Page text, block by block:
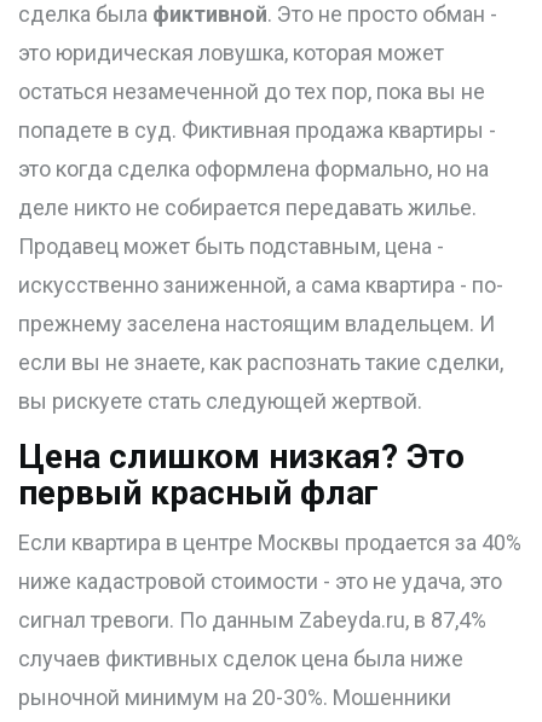
сделка была фиктивной. Это не просто обман -
это юридическая ловушка, которая может
остаться незамеченной до тех пор, пока вы не
попадете в суд. Фиктивная продажа квартиры -
это когда сделка оформлена формально, но на
деле никто не собирается передавать жилье.
Продавец может быть подставным, цена -
искусственно заниженной, а сама квартира - по-
прежнему заселена настоящим владельцем. И
если вы не знаете, как распознать такие сделки,
вы рискуете стать следующей жертвой.
Цена слишком низкая? Это
первый красный флаг
Если квартира в центре Москвы продается за 40%
ниже кадастровой стоимости - это не удача, это
сигнал тревоги. По данным Zabeyda.ru, в 87,4%
случаев фиктивных сделок цена была ниже
рыночной минимум на 20-30%. Мошенники